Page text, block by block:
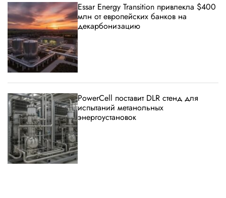
Essar Energy Transition привлекла $400
млн от европейских банков на
декарбонизацию
PowerCell поставит DLR стенд для
испытаний метанольных
энергоустановок